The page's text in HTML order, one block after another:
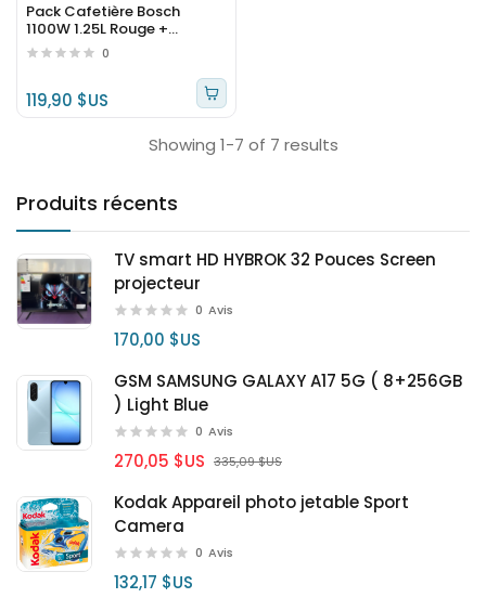
Produits récents
TV smart HD HYBROK 32 Pouces Screen
projecteur
0 Avis
170,00 $US
GSM SAMSUNG GALAXY A17 5G ( 8+256GB
) Light Blue
0 Avis
270,05 $US 335,09 $US
Kodak Appareil photo jetable Sport
Camera
0 Avis
132,17 $US
Pack Cafetière Bosch
1100W 1.25L Rouge +
Bouilloire Bosch 2400W +
Toaster Bosch 980W
Rouge1.7L Rouge PKBO07
0
119,90 $US
Showing 1-7 of 7 results